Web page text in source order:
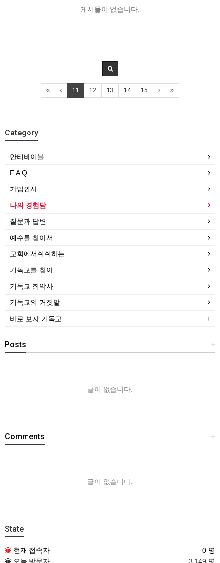
게시물이 없습니다.
11 12 13 14 15
Category
안티바이블
F A Q
가입인사
나의 경험담
질문과 답변
예수를 찾아서
교회에서쉬쉬하는
기독교를 찾아
기독교 죄악사
기독교의 거짓말
바로 보자 기독교
+
Posts
글이 없습니다.
+
Comments
글이 없습니다.
State
현재 접속자
0 명
오늘 방문자
3,149 명